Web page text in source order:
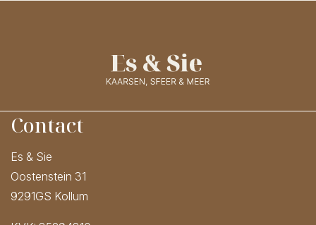
Contact
Es & Sie
Oostenstein 31
9291GS Kollum